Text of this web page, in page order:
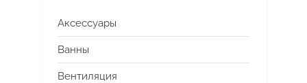
Аксессуары
Ванны
Вентиляция